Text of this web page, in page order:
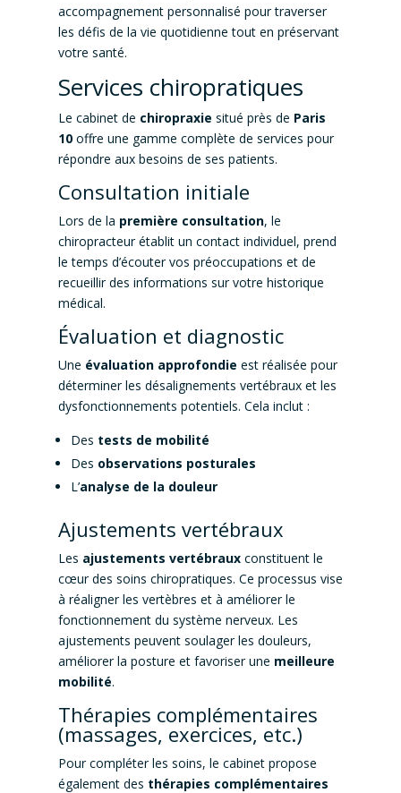
accompagnement personnalisé pour traverser
les défis de la vie quotidienne tout en préservant
votre santé.
Services chiropratiques
Le cabinet de chiropraxie situé près de Paris
10offre une gamme complète de services pour
répondre aux besoins de ses patients.
Consultation initiale
Lors de la première consultation, le
chiropracteur établit un contact individuel, prend
le temps d’écouter vos préoccupations et de
recueillir des informations sur votre historique
médical.
Évaluation et diagnostic
Une évaluation approfondie est réalisée pour
déterminer les désalignements vertébraux et les
dysfonctionnements potentiels. Cela inclut :
Des tests de mobilité
Des observations posturales
L’analyse de la douleur
Ajustements vertébraux
Les ajustements vertébrauxconstituent le
cœur des soins chiropratiques. Ce processus vise
à réaligner les vertèbres et à améliorer le
fonctionnement du système nerveux. Les
ajustements peuvent soulager les douleurs,
améliorer la posture et favoriser une meilleure
mobilité.
Thérapies complémentaires
(massages, exercices, etc.)
Pour compléter les soins, le cabinet propose
également des thérapies complémentaires